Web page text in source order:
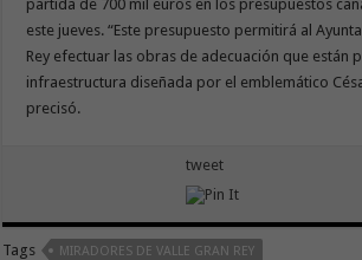
partida de 700 mil euros en los presupuestos
este jueves. “Este presupuesto permitirá al
Rey efectuar las obras de adecuación que están
infraestructura diseñada por el emblemático
precisó.
tweet
Tags MIRADORES DE VALLE GRAN REY